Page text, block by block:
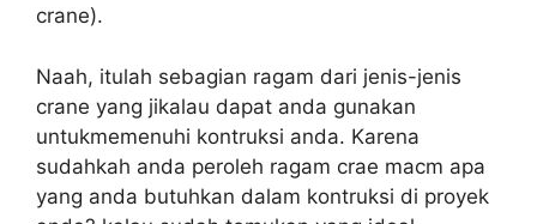
crane).
Naah, itulah sebagian ragam dari jenis-jenis
crane yang jikalau dapat anda gunakan
untukmemenuhi kontruksi anda. Karena
sudahkah anda peroleh ragam crae macm apa
yang anda butuhkan dalam kontruksi di proyek